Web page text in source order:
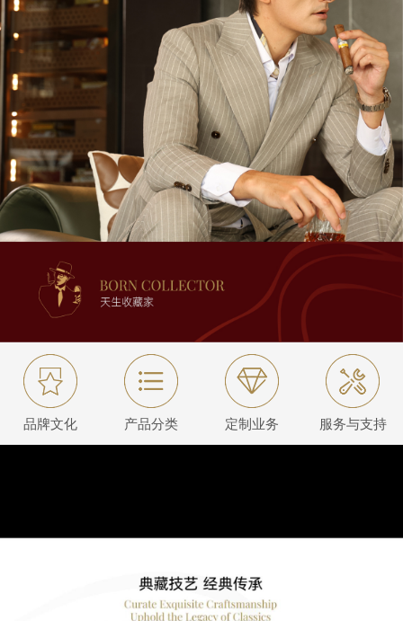
品牌文化 产品分类 定制业务 服务与支持